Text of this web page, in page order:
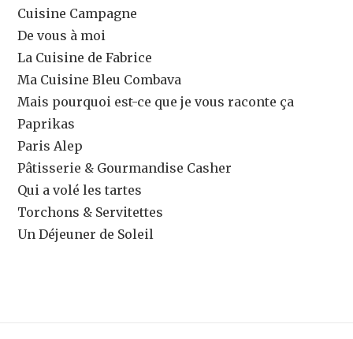
Cuisine Campagne
De vous à moi
La Cuisine de Fabrice
Ma Cuisine Bleu Combava
Mais pourquoi est-ce que je vous raconte ça
Paprikas
Paris Alep
Pâtisserie & Gourmandise Casher
Qui a volé les tartes
Torchons & Servitettes
Un Déjeuner de Soleil